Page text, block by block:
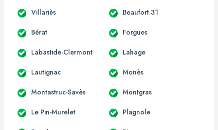
Villariès Beaufort 31
Bérat Forgues
Labastide-Clermont Lahage
Lautignac Monès
Montastruc-Savès Montgras
Le Pin-Murelet Plagnole